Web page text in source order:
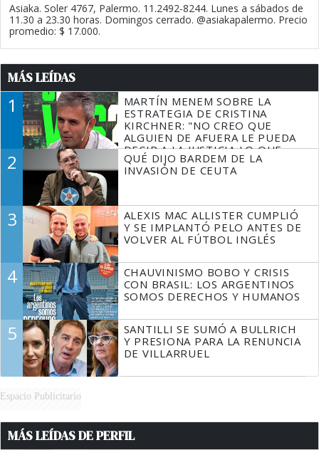
Asiaka. Soler 4767, Palermo. 11.2492-8244. Lunes a sábados de
11.30 a 23.30 horas. Domingos cerrado. @asiakapalermo. Precio
promedio: $ 17.000.
MÁS LEÍDAS
1
MARTÍN MENEM SOBRE LA
ESTRATEGIA DE CRISTINA
KIRCHNER: "NO CREO QUE
ALGUIEN DE AFUERA LE PUEDA
DECIR A LA JUSTICIA LO QUE
TIENE QUE HACER"
2
QUÉ DIJO BARDEM DE LA
INVASIÓN DE CEUTA
3
ALEXIS MAC ALLISTER CUMPLIÓ
Y SE IMPLANTÓ PELO ANTES DE
VOLVER AL FÚTBOL INGLÉS
4
CHAUVINISMO BOBO Y CRISIS
CON BRASIL: LOS ARGENTINOS
SOMOS DERECHOS Y HUMANOS
5
SANTILLI SE SUMÓ A BULLRICH
Y PRESIONA PARA LA RENUNCIA
DE VILLARRUEL
Espacio Publicitario
MÁS LEÍDAS DE PERFIL